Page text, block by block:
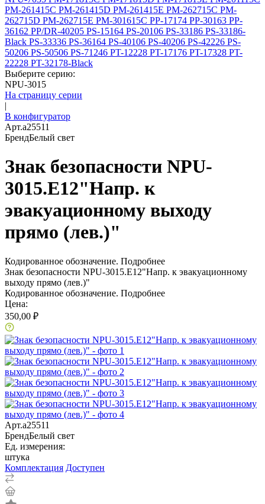
PM-261415C PM-261415D PM-261415E PM-262715C PM-
262715D PM-262715E PM-301615C PP-17174 PP-30163 PP-
36162 PP/DR-40205 PS-15164 PS-20106 PS-33186 PS-33186-
Black PS-33336 PS-36164 PS-40106 PS-40206 PS-42226 PS-
50206 PS-50506 PS-71246 PT-12228 PT-17176 PT-17328 PT-
22228 PT-32178-Black
Выберите серию:
NPU-3015
На страницу серии
|
В конфигуратор
Арт.a25511
БрендБелый свет
Знак безопасности NPU-
3015.E12"Напр. к
эвакуационному выходу
прямо (лев.)"
Кодированное обозначение. Подробнее
Знак безопасности NPU-3015.E12"Напр. к эвакуационному
выходу прямо (лев.)"
Кодированное обозначение. Подробнее
Цена:
350,00 ₽
Арт.a25511
БрендБелый свет
Ед. измерения:
штука
Комплектация Доступен